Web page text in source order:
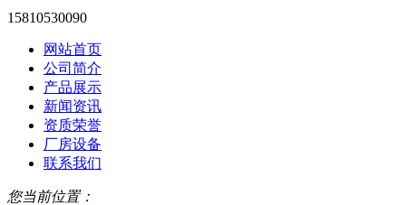
15810530090
网站首页
公司简介
产品展示
新闻资讯
资质荣誉
厂房设备
联系我们
您当前位置：